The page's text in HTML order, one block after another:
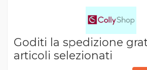
Goditi la spedizione
articoli selezionati